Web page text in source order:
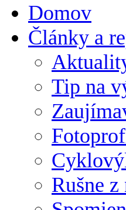
Domov
Články a
Tip na
Rušne